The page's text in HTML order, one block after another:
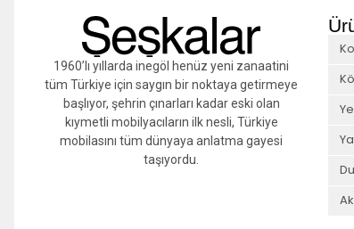
1960’lı yıllarda inegöl henüz yeni zanaatini
tüm Türkiye için saygın bir noktaya getirmeye
başlıyor, şehrin çınarları kadar eski olan
kıymetli mobilyacıların ilk nesli, Türkiye
mobilasını tüm dünyaya anlatma gayesi
taşıyordu.